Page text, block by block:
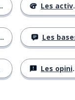
Les activités
Les
Les opinions